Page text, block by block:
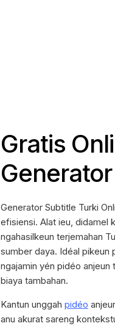
Gratis
Generator
Generator Subtitle Turki
efisiensi. Alat ieu, didamel
ngahasilkeun terjemahan
sumber daya. Idéal pikeun
ngajamin yén pidéo anjeun
biaya tambahan.
Kantun unggah pidéo
anu akurat sareng